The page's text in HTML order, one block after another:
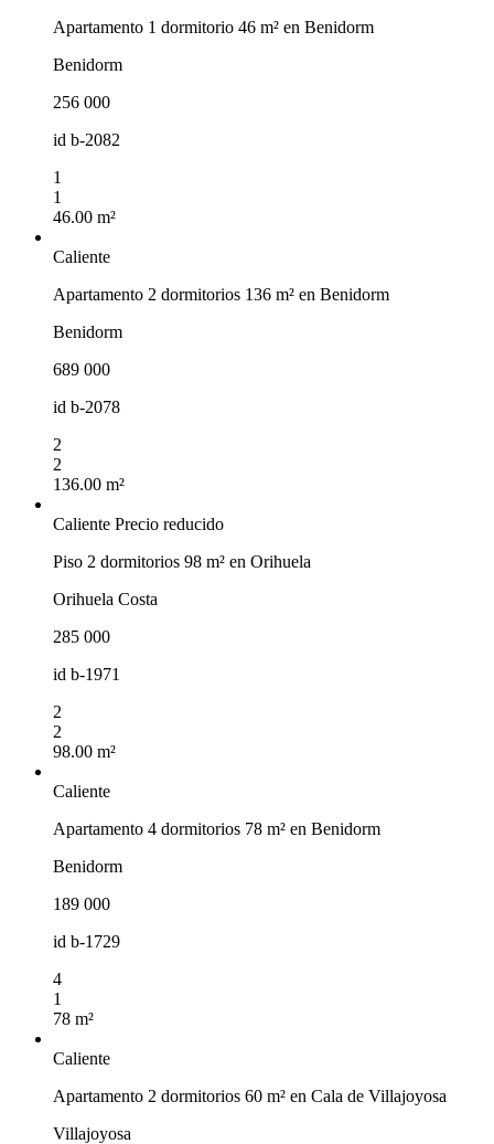
Apartamento 1 dormitorio 46 m² en Benidorm
Benidorm
256 000
id b-2082
1
1
46.00 m²
Caliente
Apartamento 2 dormitorios 136 m² en Benidorm
Benidorm
689 000
id b-2078
2
2
136.00 m²
Caliente Precio reducido
Piso 2 dormitorios 98 m² en Orihuela
Orihuela Costa
285 000
id b-1971
2
2
98.00 m²
Caliente
Apartamento 4 dormitorios 78 m² en Benidorm
Benidorm
189 000
id b-1729
4
1
78 m²
Caliente
Apartamento 2 dormitorios 60 m² en Cala de Villajoyosa
Villajoyosa